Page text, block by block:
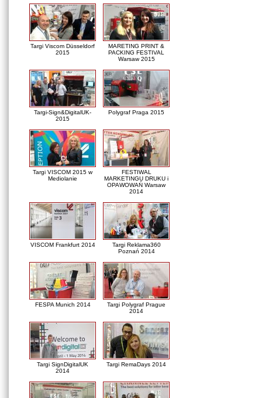
Targi Viscom Düsseldorf
2015
MARETING PRINT &
PACKING FESTIVAL
Warsaw 2015
Targi-Sign&DigitalUK-
2015
Polygraf Praga 2015
Targi VISCOM 2015 w
Mediolanie
FESTIWAL
MARKETINGU DRUKU i
OPAWOWAŃ Warsaw
2014
VISCOM Frankfurt 2014
Targi Reklama360
Poznań 2014
FESPA Munich 2014
Targi Polygraf Prague
2014
Targi SignDigitalUK
2014
Targi RemaDays 2014